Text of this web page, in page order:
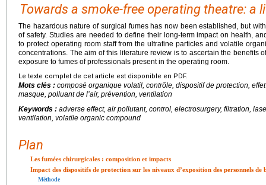
Towards a smoke-free operating theatre: a
The hazardous nature of surgical fumes has now been established, but
of safety. Studies are needed to define their long-term impact on health,
to protect operating room staff from the ultrafine particles and volatile
concentrations. The aim of this literature review is to ascertain the benefits
exposure to fumes of professionals present in the operating room.
Le texte complet de cet article est disponible en PDF.
Mots clés : composé organique volatil, contrôle, dispositif de protection,
masque, polluant de l’air, prévention, ventilation
Keywords : adverse effect, air pollutant, control, electrosurgery, filtration,
ventilation, volatile organic compound
Plan
Les fumées chirurgicales : composition et impacts
Impact des dispositifs de protection sur les niveaux d’exposition des personnels de
Méthode